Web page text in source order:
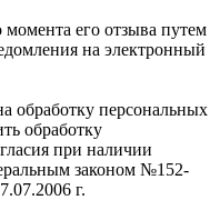
момента его отзыва путем
на электронный
обработку персональных
обработку
при наличии
законом №152-
г.